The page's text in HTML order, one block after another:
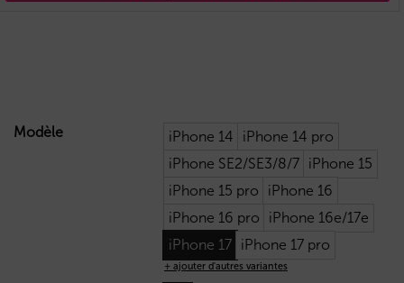
Modèle iPhone 14
iPhone 14 pro
iPhone SE2/SE3/8/7 iPhone 15
iPhone 15 pro
iPhone 16
iPhone 16 pro
iPhone 16e/17e
iPhone 17 iPhone 17 pro
+ ajouter d'autres variantes